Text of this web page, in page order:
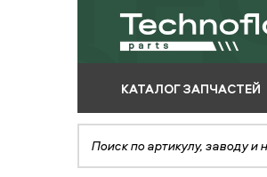
КАТАЛОГ ЗАПЧАСТЕЙ
ПО ПРОИЗВОДИТЕЛЮ
ПО ВИДУ